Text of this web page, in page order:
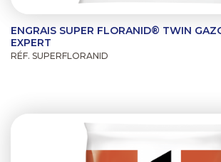
ENGRAIS SUPER FLORANID® TWIN
EXPERT
RÉF. SUPERFLORANID